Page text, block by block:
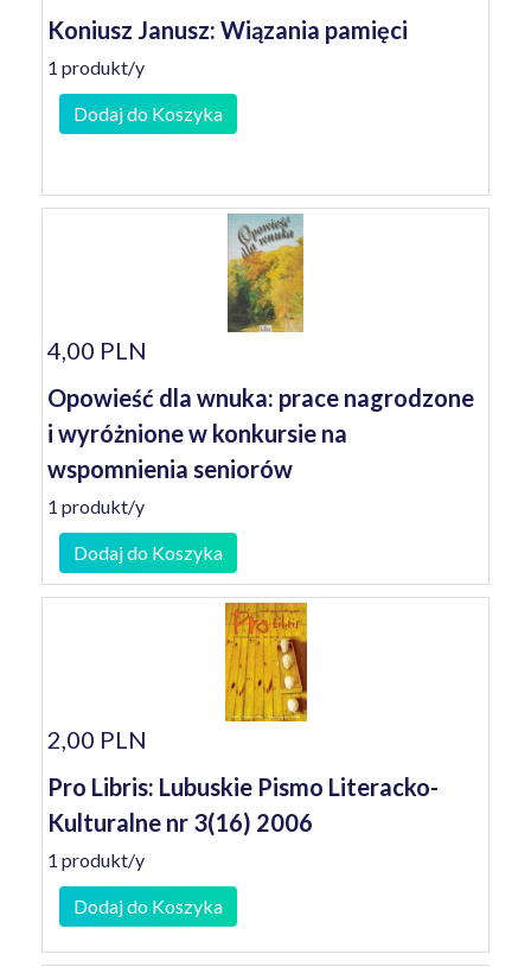
Koniusz Janusz: Wiązania pamięci
1 produkt/y
Dodaj do Koszyka
4,00 PLN
Opowieść dla wnuka: prace nagrodzone
i wyróżnione w konkursie na
wspomnienia seniorów
1 produkt/y
Dodaj do Koszyka
2,00 PLN
Pro Libris: Lubuskie Pismo Literacko-
Kulturalne nr 3(16) 2006
1 produkt/y
Dodaj do Koszyka